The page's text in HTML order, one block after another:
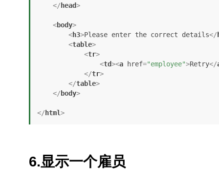
</ head>
<body>
<h3>Please enter the correct details</
<table>
<tr>
<td><a href="employee">Retry</
</tr>
</table>
</ body>
</ html>
6.显示一个雇员